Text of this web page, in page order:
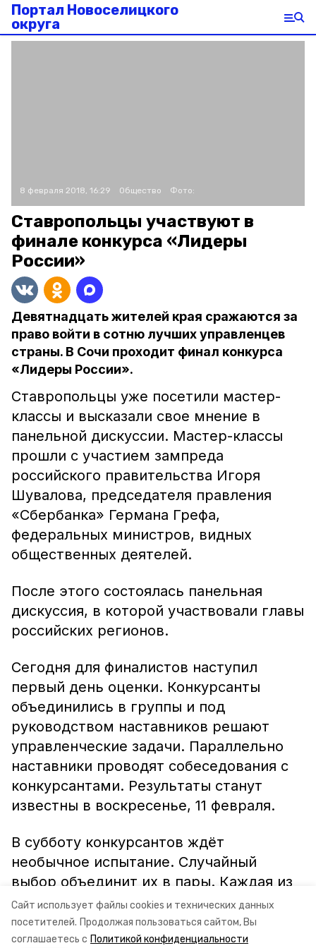
Сайт использует файлы cookies и технических данных
посетителей. Продолжая пользоваться сайтом, Вы
соглашаетесь с Политикой конфиденциальности
Портал Новоселицкого
округа
8 февраля 2018, 16:29 Общество Фото:
Ставропольцы участвуют в
финале конкурса «Лидеры
России»
Девятнадцать жителей края сражаются за
право войти в сотню лучших управленцев
страны. В Сочи проходит финал конкурса
«Лидеры России».
Ставропольцы уже посетили мастер-
классы и высказали свое мнение в
панельной дискуссии. Мастер-классы
прошли с участием зампреда
российского правительства Игоря
Шувалова, председателя правления
«Сбербанка» Германа Грефа,
федеральных министров, видных
общественных деятелей.
После этого состоялась панельная
дискуссия, в которой участвовали главы
российских регионов.
Сегодня для финалистов наступил
первый день оценки. Конкурсанты
объединились в группы и под
руководством наставников решают
управленческие задачи. Параллельно
наставники проводят собеседования с
конкурсантами. Результаты станут
известны в воскресенье, 11 февраля.
В субботу конкурсантов ждёт
необычное испытание. Случайный
выбор объединит их в пары. Каждая из
пар проведет открытый урок по теме
лидерство для школьников Сочи.